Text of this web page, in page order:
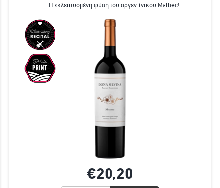
Η εκλεπτυσμένη φύση του αργεντίνικου Malbec!
€20,20